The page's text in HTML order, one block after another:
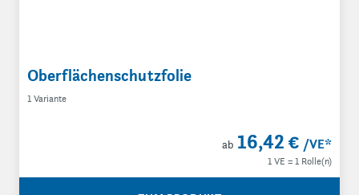
Oberflächenschutzfolie
1 Variante
ab 16,42 € /VE*
1 VE = 1 Rolle(n)